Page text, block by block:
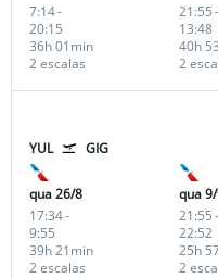
7:14-
20:15
2 escalas
36h 01min
21:55-
13:48
2
40h
YUL GIG
qua 26/8
17:34-
9:55
2 escalas
39h 21min
qua
21:55-
22:52
2
25h